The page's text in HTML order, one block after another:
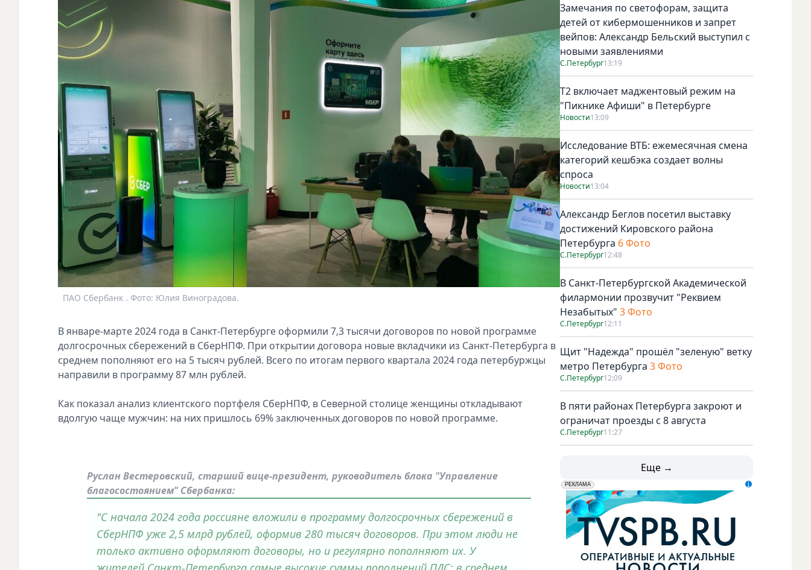
ПАО Сбербанк . Фото: Юлия Виноградова.
В январе-марте 2024 года в Санкт-Петербурге оформили 7,3 тысячи договоров по новой программе
долгосрочных сбережений в СберНПФ. При открытии договора новые вкладчики из Санкт-Петербурга в
среднем пополняют его на 5 тысяч рублей. Всего по итогам первого квартала 2024 года петербуржцы
направили в программу 87 млн рублей.
Как показал анализ клиентского портфеля СберНПФ, в Северной столице женщины откладывают
вдолгую чаще мужчин: на них пришлось 69% заключенных договоров по новой программе.
Руслан Вестеровский, старший вице-президент, руководитель блока "Управление
благосостоянием" Сбербанка:
"С начала 2024 года россияне вложили в программу долгосрочных сбережений в
СберНПФ уже 2,5 млрд рублей, оформив 280 тысяч договоров. При этом люди не
только активно оформляют договоры, но и регулярно пополняют их. У
Замечания по светофорам, защита
детей от кибермошенников и запрет
вейпов: Александр Бельский выступил с
новыми заявлениями
С.Петербург13:19
Т2 включает маджентовый режим на
"Пикнике Афиши" в Петербурге
Новости13:09
Исследование ВТБ: ежемесячная смена
категорий кешбэка создает волны
спроса
Новости13:04
Александр Беглов посетил выставку
достижений Кировского района
Петербурга 6 Фото
С.Петербург12:48
В Санкт-Петербургской Академической
филармонии прозвучит "Реквием
Незабытых" 3 Фото
С.Петербург12:11
Щит "Надежда" прошёл "зеленую" ветку
метро Петербурга 3 Фото
С.Петербург12:09
В пяти районах Петербурга закроют и
ограничат проезды с 8 августа
С.Петербург11:27
Еще →
erid: LdtCK5udn
РЕКЛАМА
АО "ГАТР", ИНН: 7841320717